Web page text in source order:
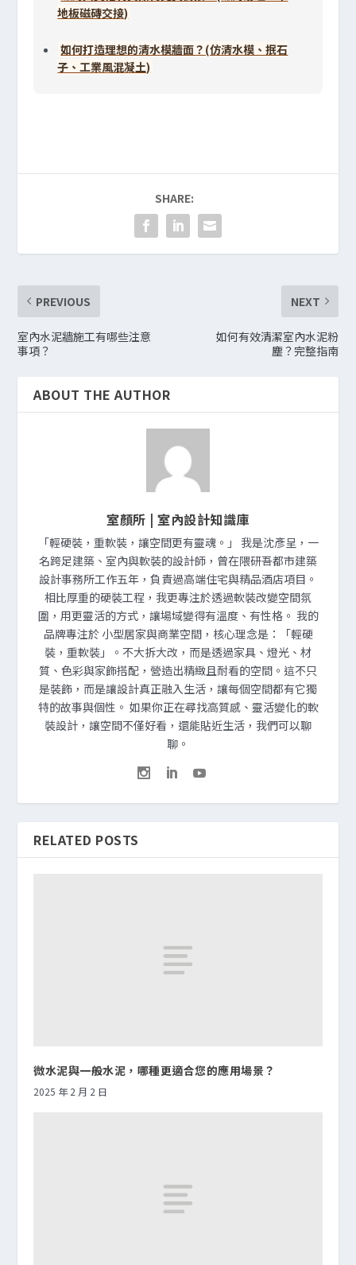
地板磁磚交接)
如何打造理想的清水模牆面？(仿清水模、抿石
子、工業風混凝土)
SHARE:
PREVIOUS
室內水泥牆施工有哪些注意
事項？
NEXT
如何有效清潔室內水泥粉
塵？完整指南
ABOUT THE AUTHOR
室顏所 | 室內設計知識庫
「輕硬裝，重軟裝，讓空間更有靈魂。」 我是沈彥呈，一
名跨足建築、室內與軟裝的設計師，曾在隈研吾都市建築
設計事務所工作五年，負責過高端住宅與精品酒店項目。
相比厚重的硬裝工程，我更專注於透過軟裝改變空間氛
圍，用更靈活的方式，讓場域變得有溫度、有性格。 我的
品牌專注於 小型居家與商業空間，核心理念是：「輕硬
裝，重軟裝」。不大拆大改，而是透過家具、燈光、材
質、色彩與家飾搭配，營造出精緻且耐看的空間。這不只
是裝飾，而是讓設計真正融入生活，讓每個空間都有它獨
特的故事與個性。 如果你正在尋找高質感、靈活變化的軟
裝設計，讓空間不僅好看，還能貼近生活，我們可以聊
聊。
RELATED POSTS
微水泥與一般水泥，哪種更適合您的應用場景？
2025 年 2 月 2 日